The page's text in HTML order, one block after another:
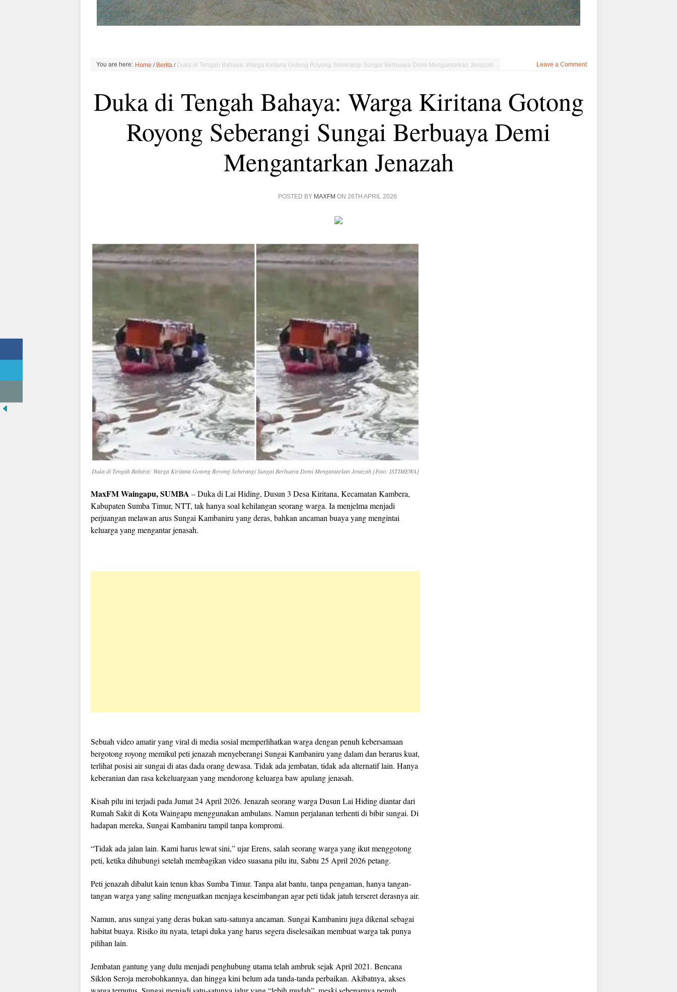
You are here: Home / Berita / Duka di Tengah Bahaya: Warga Kiritana Gotong Royong Seberangi Sungai Berbuaya Demi Mengantarkan Jenazah Leave a Comment
Duka di Tengah Bahaya: Warga Kiritana Gotong
Royong Seberangi Sungai Berbuaya Demi
Mengantarkan Jenazah
POSTED BY MAXFM ON 26TH APRIL 2026
Duka di Tengah Bahaya: Warga Kiritana Gotong Royong Seberangi Sungai Berbuaya Demi Mengantarkan Jenazah [Foto: ISTIMEWA]
MaxFM Waingapu, SUMBA – Duka di Lai Hiding, Dusun 3 Desa Kiritana, Kecamatan Kambera,
Kabupaten Sumba Timur, NTT, tak hanya soal kehilangan seorang warga. Ia menjelma menjadi
perjuangan melawan arus Sungai Kambaniru yang deras, bahkan ancaman buaya yang mengintai
keluarga yang mengantar jenasah.
Sebuah video amatir yang viral di media sosial memperlihatkan warga dengan penuh kebersamaan
bergotong royong memikul peti jenazah menyeberangi Sungai Kambaniru yang dalam dan berarus kuat,
terlihat posisi air sungai di atas dada orang dewasa. Tidak ada jembatan, tidak ada alternatif lain. Hanya
keberanian dan rasa kekeluargaan yang mendorong keluarga baw apulang jenasah.
Kisah pilu ini terjadi pada Jumat 24 April 2026. Jenazah seorang warga Dusun Lai Hiding diantar dari
Rumah Sakit di Kota Waingapu menggunakan ambulans. Namun perjalanan terhenti di bibir sungai. Di
hadapan mereka, Sungai Kambaniru tampil tanpa kompromi.
“Tidak ada jalan lain. Kami harus lewat sini,” ujar Erens, salah seorang warga yang ikut menggotong
peti, ketika dihubungi setelah membagikan video suasana pilu itu, Sabtu 25 April 2026 petang.
Peti jenazah dibalut kain tenun khas Sumba Timur. Tanpa alat bantu, tanpa pengaman, hanya tangan-
tangan warga yang saling menguatkan menjaga keseimbangan agar peti tidak jatuh terseret derasnya air.
Namun, arus sungai yang deras bukan satu-satunya ancaman. Sungai Kambaniru juga dikenal sebagai
habitat buaya. Risiko itu nyata, tetapi duka yang harus segera diselesaikan membuat warga tak punya
pilihan lain.
Jembatan gantung yang dulu menjadi penghubung utama telah ambruk sejak April 2021. Bencana
Siklon Seroja merobohkannya, dan hingga kini belum ada tanda-tanda perbaikan. Akibatnya, akses